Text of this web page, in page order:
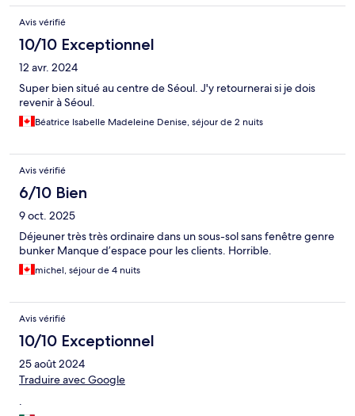
Avis vérifié
10/10 Exceptionnel
12 avr. 2024
Super bien situé au centre de Séoul. J'y retournerai si je dois
revenir à Séoul.
Béatrice Isabelle Madeleine Denise, séjour de 2 nuits
Avis vérifié
6/10 Bien
9 oct. 2025
Déjeuner très très ordinaire dans un sous-sol sans fenêtre genre
bunker Manque d’espace pour les clients. Horrible.
michel, séjour de 4 nuits
Avis vérifié
10/10 Exceptionnel
25 août 2024
Traduire avec Google
.